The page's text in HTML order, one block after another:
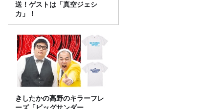
送！ゲストは「真空ジェシ
カ」！
きしたかの高野のキラーフレ